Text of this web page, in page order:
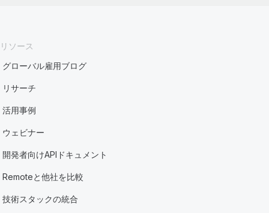
リソース
グローバル雇用ブログ
リサーチ
活用事例
ウェビナー
開発者向けAPIドキュメント
Remoteと他社を比較
技術スタックの統合